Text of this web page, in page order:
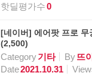
핫딜평가수0
[네이버] 에어팟 프로
(2,500)
Category기타 By뜨
Date2021.10.31